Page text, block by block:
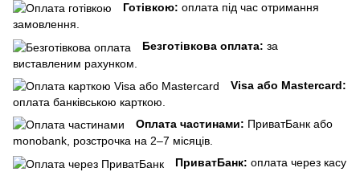
Готівкою: оплата під час отримання
замовлення.
Безготівкова оплата: за
виставленим рахунком.
Visa або Mastercard:
оплата банківською карткою.
Оплата частинами: ПриватБанк або
monobank, розстрочка на 2–7 місяців.
ПриватБанк: оплата через касу